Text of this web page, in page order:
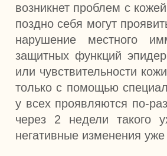
возникнет проблем с
поздно себя могут
нарушение местного
защитных функций
или чувствительности
только с помощью
у всех проявляются по-
через 2 недели такого
негативные изменения